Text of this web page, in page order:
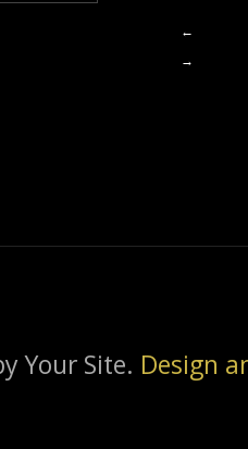
←
→
Your Site. Design